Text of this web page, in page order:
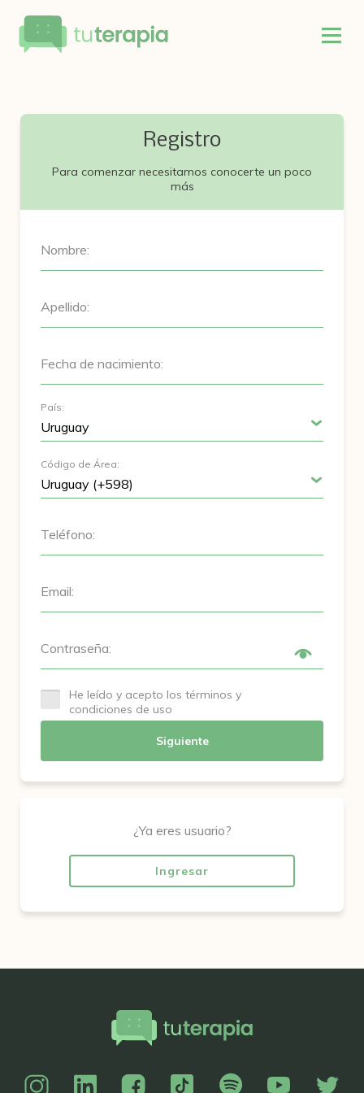
Registro
Para comenzar necesitamos conocerte un poco
más
Nombre:
Apellido:
Fecha de nacimiento:
País:
Código de Área:
Teléfono:
Email:
Contraseña:
He leído y acepto los términos y
condiciones de uso
Siguiente
¿Ya eres usuario?
Ingresar